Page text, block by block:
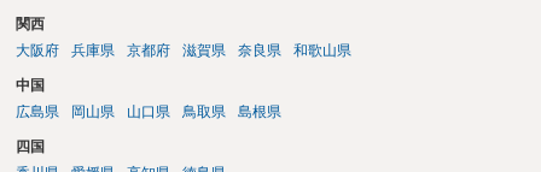
関西
大阪府
兵庫県 京都府 滋賀県 奈良県 和歌山県
中国
広島県
岡山県 山口県 鳥取県 島根県
四国